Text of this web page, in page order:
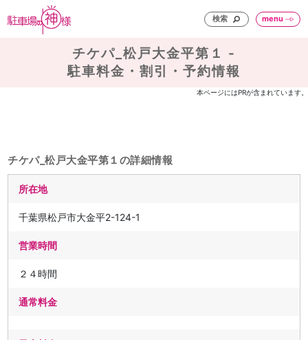
検索 menu
チケパ_松戸大金平第１ -
駐車料金・割引・予約情報
本ページにはPRが含まれています。
チケパ_松戸大金平第１の詳細情報
所在地
千葉県松戸市大金平2-124-1
営業時間
２４時間
通常料金